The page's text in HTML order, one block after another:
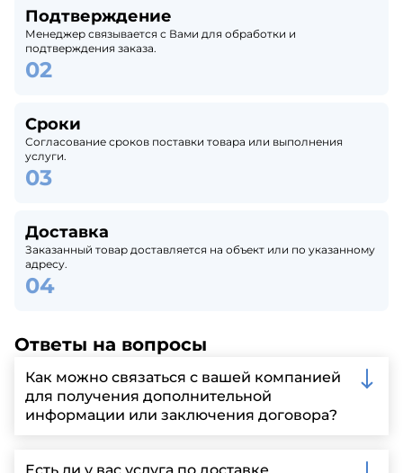
Подтверждение
Менеджер связывается с Вами для обработки и
подтверждения заказа.
Сроки
Согласование сроков поставки товара или выполнения
услуги.
Доставка
Заказанный товар доставляется на объект или по указанному
адресу.
Ответы на вопросы
Как можно связаться с вашей компанией
для получения дополнительной
информации или заключения договора?
запрос через нашу официальную почту или
Есть ли у вас услуга по доставке